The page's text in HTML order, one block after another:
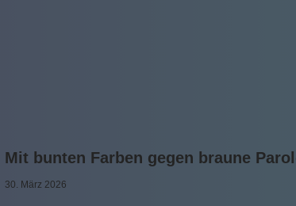
Mit bunten Farben gegen braune
30. März 2026